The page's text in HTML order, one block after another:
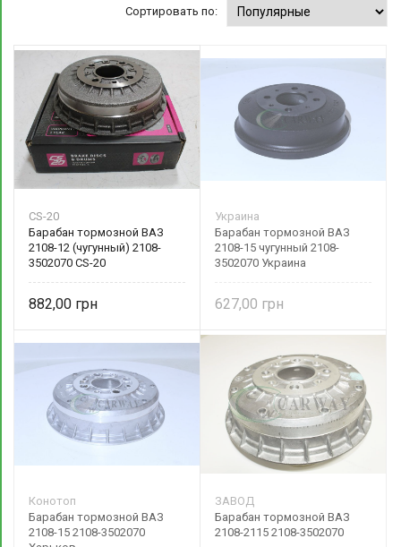
Сортировать по:
CS-20
Барабан тормозной ВАЗ
2108-12 (чугунный) 2108-
3502070 CS-20
882,00
Украина
Барабан тормозной ВАЗ
2108-15 чугунный 2108-
3502070 Украина
627,00
Конотоп
Барабан тормозной ВАЗ
2108-15 2108-3502070
ЗАВОД
Барабан тормозной ВАЗ
2108-2115 2108-3502070